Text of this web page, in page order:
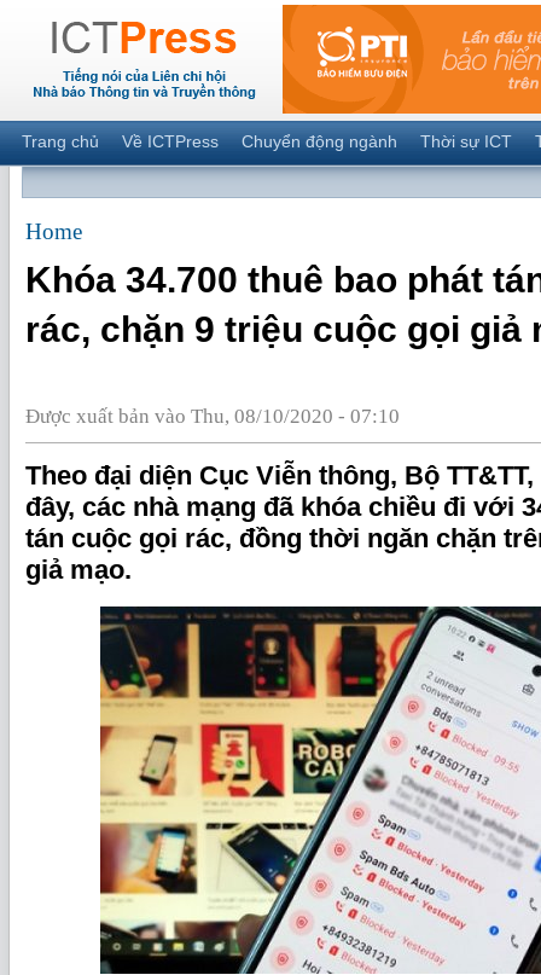
Trang chủ Về ICTPress Chuyển động ngành Thời sự ICT
Home
Khóa 34.700 thuê bao phát
rác, chặn 9 triệu cuộc gọi giả
Được xuất bản vào Thu, 08/10/2020 - 07:10
Theo đại diện Cục Viễn thông, Bộ
đây, các nhà mạng đã khóa chiều đi với
tán cuộc gọi rác, đồng thời ngăn chặn
giả mạo.